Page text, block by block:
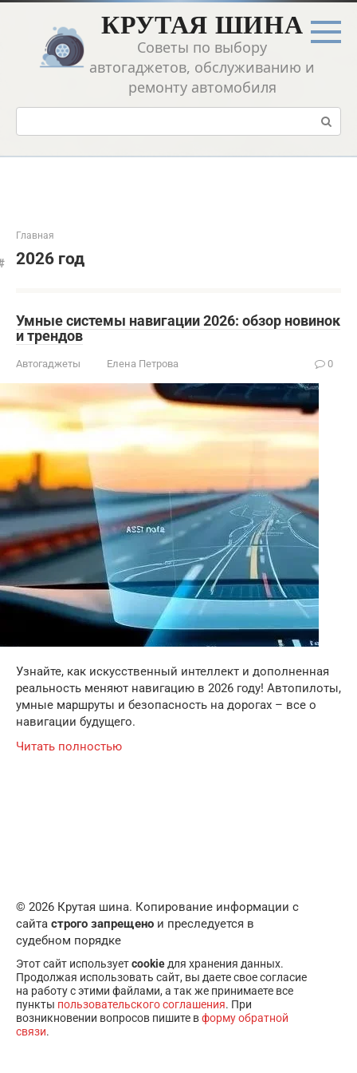
Перейти
контенту
КРУТАЯ ШИНА
Советы по выбору
автогаджетов, обслуживанию и
ремонту автомобиля
Поиск:
Главная
2026 год
Умные системы навигации 2026: обзор новинок
и трендов
Автогаджеты Елена Петрова 0
Узнайте, как искусственный интеллект и дополненная
реальность меняют навигацию в 2026 году! Автопилоты,
умные маршруты и безопасность на дорогах – все о
навигации будущего.
Читать полностью
© 2026 Крутая шина. Копирование информации с
сайта строго запрещено и преследуется в
судебном порядке
Этот сайт используетcookie для хранения данных.
Продолжая использовать сайт, вы даете свое согласие
на работу с этими файлами, а так же принимаете все
пункты пользовательского соглашения. При
возникновении вопросов пишите вформу обратной
связи.